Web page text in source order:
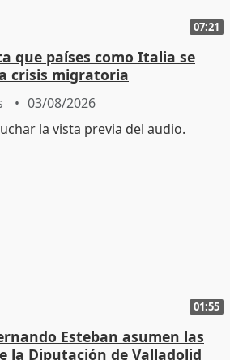
07:21
que países como Italia se
crisis migratoria
03/08/2026
01:55
Esteban asumen las
la Diputación de Valladolid